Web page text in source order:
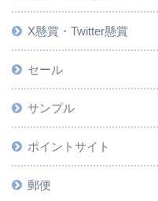
X懸賞・Twitter懸賞
セール
サンプル
ポイントサイト
郵便